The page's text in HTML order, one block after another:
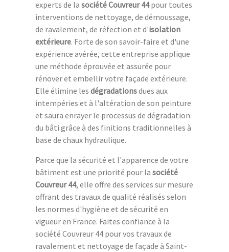
experts de la société Couvreur 44pour toutes
interventions de nettoyage, de démoussage,
de ravalement, de réfection et d'isolation
extérieure. Forte de son savoir-faire et d'une
expérience avérée, cette entreprise applique
une méthode éprouvée et assurée pour
rénover et embellir votre façade extérieure.
Elle élimine les dégradationsdues aux
intempéries et à l'altération de son peinture
et saura enrayer le processus de dégradation
du bâti grâce à des finitions traditionnelles à
base de chaux hydraulique.
Parce que la sécurité et l'apparence de votre
bâtiment est une priorité pour la société
Couvreur 44, elle offre des services sur mesure
offrant des travaux de qualité réalisés selon
les normes d'hygiène et de sécurité en
vigueur en France. Faites confiance à la
société Couvreur 44 pour vos travaux de
ravalement et nettoyage de façade à Saint-